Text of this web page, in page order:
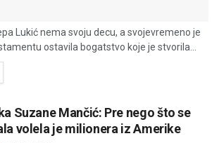
Lukić nema svoju decu, a svojevremeno je
ostavila bogatstvo koje je stvorila...
Suzane Mančić: Pre nego što se
volela je milionera iz Amerike